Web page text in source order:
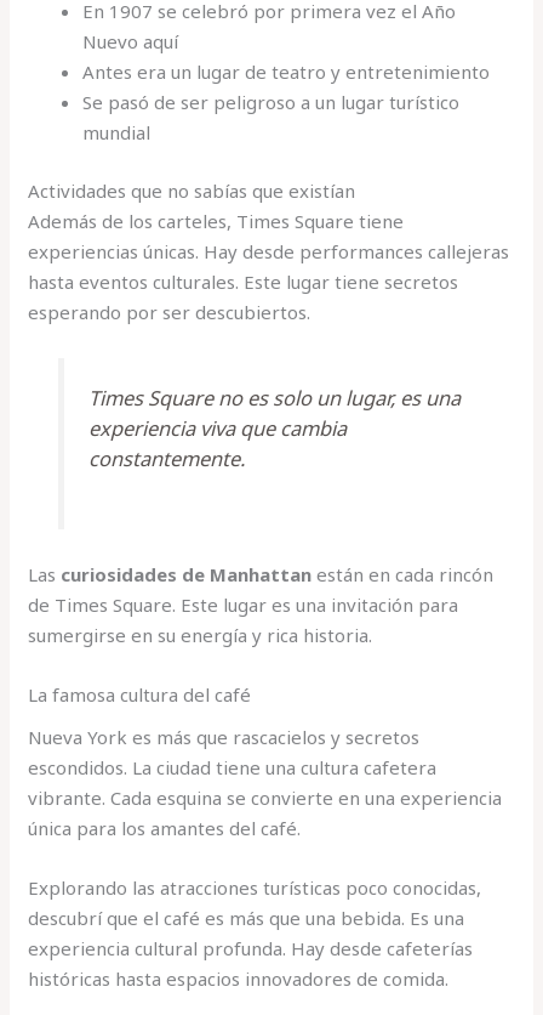
En 1907 se celebró por primera vez el Año
Nuevo aquí
Antes era un lugar de teatro y entretenimiento
Se pasó de ser peligroso a un lugar turístico
mundial
Actividades que no sabías que existían
Además de los carteles, Times Square tiene
experiencias únicas. Hay desde performances callejeras
hasta eventos culturales. Este lugar tiene secretos
esperando por ser descubiertos.
Times Square no es solo un lugar, es una
experiencia viva que cambia
constantemente.
Las curiosidades de Manhattan están en cada rincón
de Times Square. Este lugar es una invitación para
sumergirse en su energía y rica historia.
La famosa cultura del café
Nueva York es más que rascacielos y secretos
escondidos. La ciudad tiene una cultura cafetera
vibrante. Cada esquina se convierte en una experiencia
única para los amantes del café.
Explorando las atracciones turísticas poco conocidas,
descubrí que el café es más que una bebida. Es una
experiencia cultural profunda. Hay desde cafeterías
históricas hasta espacios innovadores de comida.